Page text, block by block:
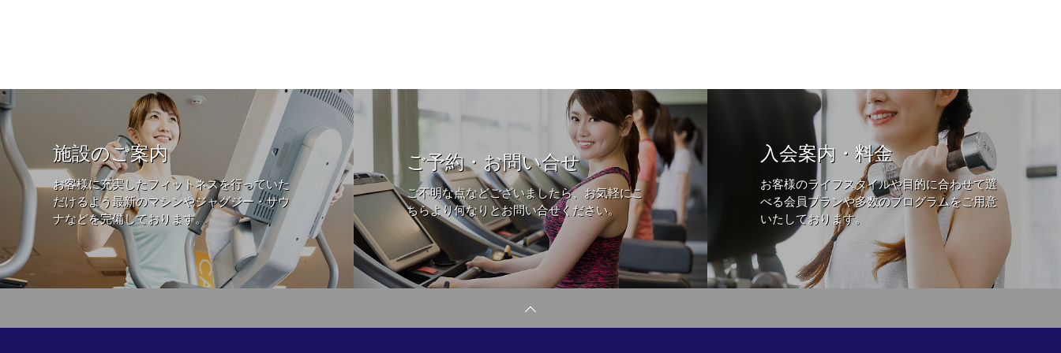
施設のご案内
お客様に充実したフィットネスを行っていた
だけるよう最新のマシンやジャグジー・サウ
ナなどを完備しております。
ご予約・お問い合せ
ご不明な点などございましたら、お気軽にこ
ちらより何なりとお問い合せください。
入会案内・料金
お客様のライフスタイルや目的に合わせて選
べる会員プランや多数のプログラムをご用意
いたしております。